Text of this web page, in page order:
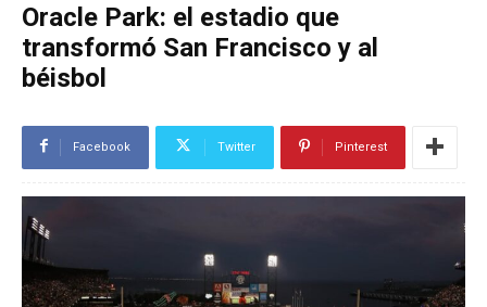
Oracle Park: el estadio que
transformó San Francisco y al
béisbol
Facebook Twitter Pinterest